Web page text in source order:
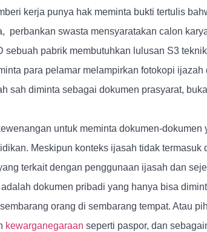
kerja punya hak meminta bukti tertulis
perbankan swasta mensyaratakan calon
sebuah pabrik membutuhkan lulusan S3
para pelamar melampirkan fotokopi
sah diminta sebagai dokumen prasyarat,
untuk meminta dokumen-
Meskipun konteks ijasah tidak termasuk
terkait dengan penggunaan ijasah dan
adalah dokumen pribadi yang hanya bisa
orang di sembarang tempat. Atau
kewarganegaraan seperti paspor, dan